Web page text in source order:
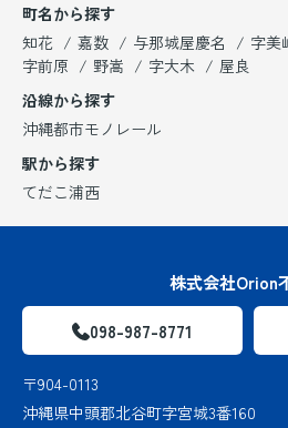
町名から探す
知花
嘉数 与那城屋慶名 字美
字前原
野嵩 字大木
屋良
沿線から探す
沖縄都市モノレール
駅から探す
てだこ浦西
株式会社Orion
098-987-8771
〒904-0113
沖縄県中頭郡北谷町字宮城3番160